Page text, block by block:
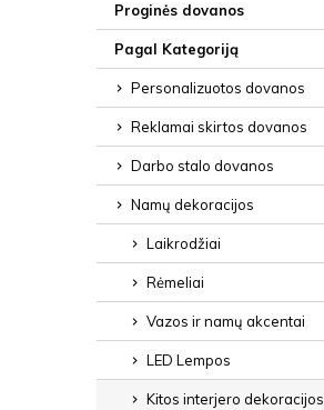
Proginės dovanos
Pagal Kategoriją
Personalizuotos dovanos
Reklamai skirtos dovanos
Darbo stalo dovanos
Namų dekoracijos
Laikrodžiai
Rėmeliai
Vazos ir namų akcentai
LED Lempos
Kitos interjero dekoracijos